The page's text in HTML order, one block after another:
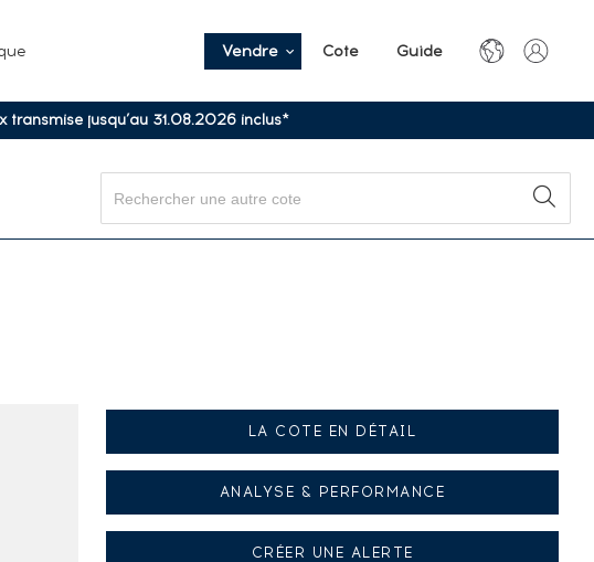
Vendre Cote Guide
jusqu’au 31.08.2026 inclus*
LA COTE EN DÉTAIL
ANALYSE & PERFORMANCE
CRÉER UNE ALERTE